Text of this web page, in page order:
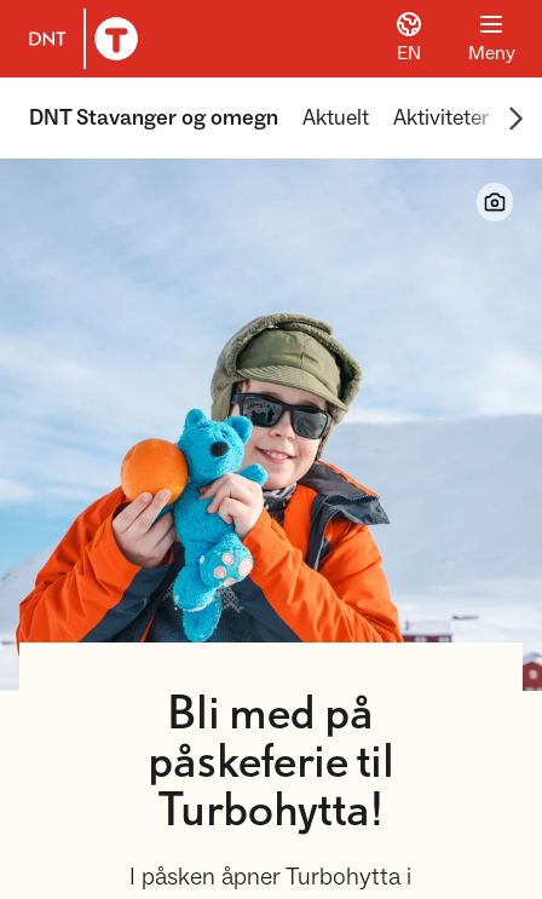
Til DNT.no forside
EN Meny
DNT Stavanger og omegn Aktuelt Aktiviteter
Bli med på
påskeferie til
Turbohytta!
I påsken åpner Turbohytta i